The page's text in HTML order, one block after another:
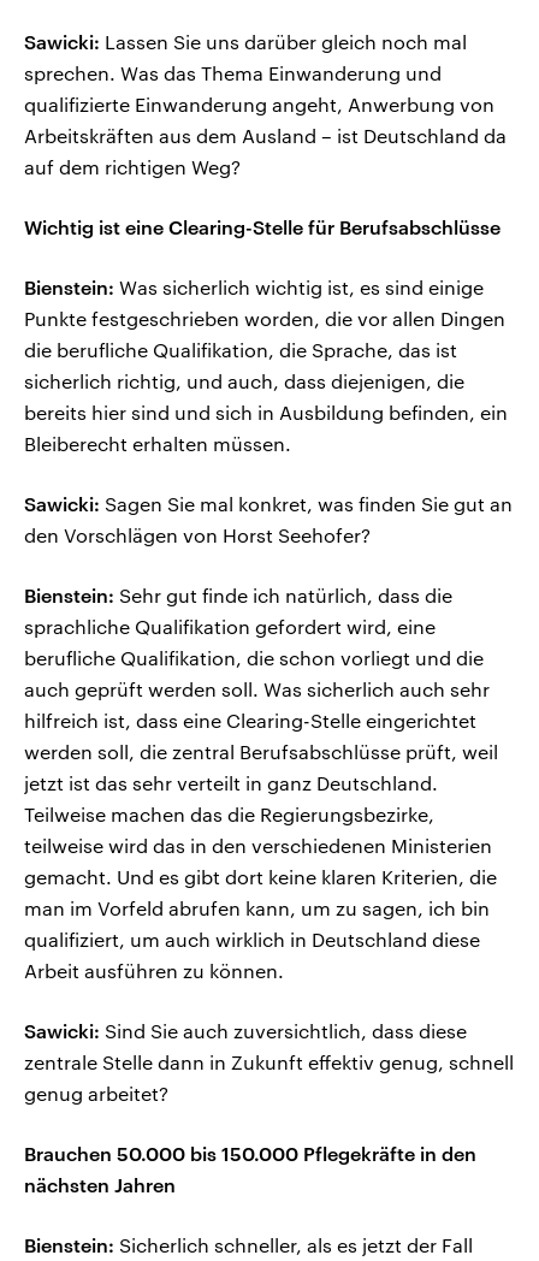
Sawicki: Lassen Sie uns darüber gleich noch mal
sprechen. Was das Thema Einwanderung und
qualifizierte Einwanderung angeht, Anwerbung von
Arbeitskräften aus dem Ausland – ist Deutschland da
auf dem richtigen Weg?
Wichtig ist eine Clearing-Stelle für Berufsabschlüsse
Bienstein: Was sicherlich wichtig ist, es sind einige
Punkte festgeschrieben worden, die vor allen Dingen
die berufliche Qualifikation, die Sprache, das ist
sicherlich richtig, und auch, dass diejenigen, die
bereits hier sind und sich in Ausbildung befinden, ein
Bleiberecht erhalten müssen.
Sawicki: Sagen Sie mal konkret, was finden Sie gut an
den Vorschlägen von Horst Seehofer?
Bienstein: Sehr gut finde ich natürlich, dass die
sprachliche Qualifikation gefordert wird, eine
berufliche Qualifikation, die schon vorliegt und die
auch geprüft werden soll. Was sicherlich auch sehr
hilfreich ist, dass eine Clearing-Stelle eingerichtet
werden soll, die zentral Berufsabschlüsse prüft, weil
jetzt ist das sehr verteilt in ganz Deutschland.
Teilweise machen das die Regierungsbezirke,
teilweise wird das in den verschiedenen Ministerien
gemacht. Und es gibt dort keine klaren Kriterien, die
man im Vorfeld abrufen kann, um zu sagen, ich bin
qualifiziert, um auch wirklich in Deutschland diese
Arbeit ausführen zu können.
Sawicki: Sind Sie auch zuversichtlich, dass diese
zentrale Stelle dann in Zukunft effektiv genug, schnell
genug arbeitet?
Brauchen 50.000 bis 150.000 Pflegekräfte in den
nächsten Jahren
Bienstein: Sicherlich schneller, als es jetzt der Fall